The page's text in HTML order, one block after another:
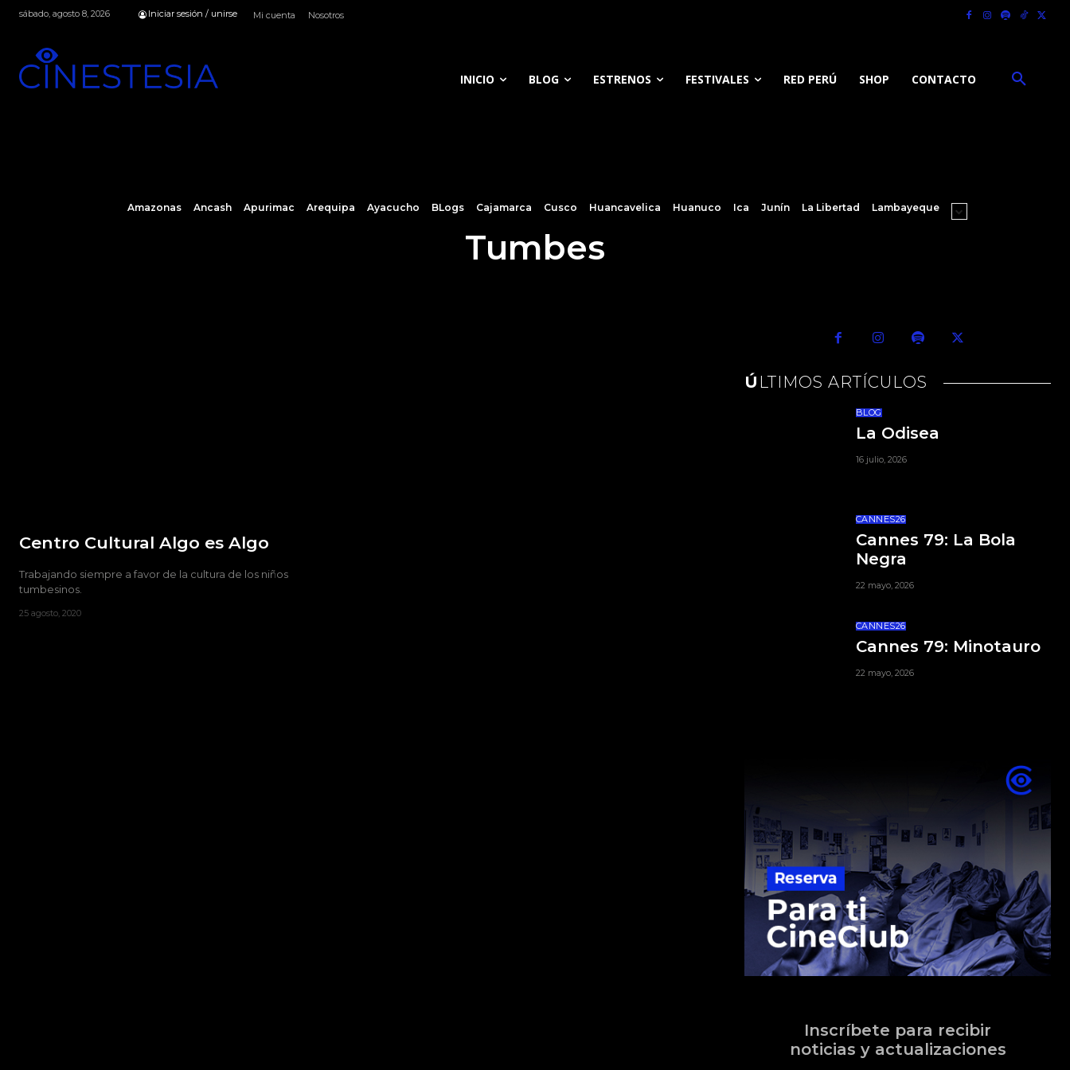
sábado, agosto 8, 2026 Iniciar sesión / unirse Mi cuenta Nosotros
INICIO BLOG ESTRENOS FESTIVALES RED PERÚ SHOP CONTACTO
Amazonas Ancash Apurimac Arequipa Ayacucho BLogs Cajamarca Cusco Huancavelica Huanuco Ica Junín La Libertad Lambayeque
Tumbes
Centro Cultural Algo es Algo
Trabajando siempre a favor de la cultura de los niños
tumbesinos.
25 agosto, 2020
ÚLTIMOS ARTÍCULOS
BLOG
La Odisea
16 julio, 2026
CANNES26
Cannes 79: La Bola
Negra
22 mayo, 2026
CANNES26
Cannes 79: Minotauro
22 mayo, 2026
Inscríbete para recibir
noticias y actualizaciones